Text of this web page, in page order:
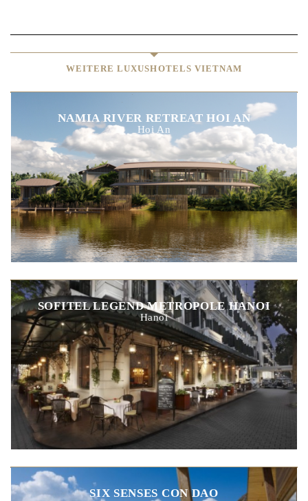
WEITERE LUXUSHOTELS VIETNAM
NAMIA RIVER RETREAT HOI AN
Hoi An
SOFITEL LEGEND METROPOLE HANOI
Hanoi
SIX SENSES CON DAO